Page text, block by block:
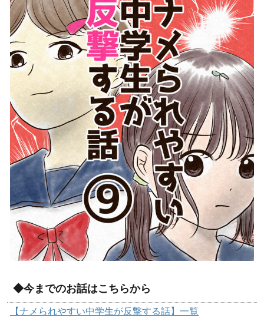
◆今までのお話はこちらから
【ナメられやすい中学生が反撃する話】一覧